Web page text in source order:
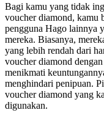
Bagi kamu yang tidak
voucher diamond, kamu
pengguna Hago lainnya
mereka. Biasanya,
yang lebih rendah dari
voucher diamond
menikmati
menghindari penipuan.
voucher diamond yang
digunakan.